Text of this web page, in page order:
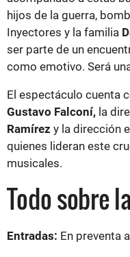
hijos de la guerra,
Inyectores y la familia
ser parte de un
como emotivo. Será
El espectáculo cuenta
Gustavo Falconí, la
Ramírez y la dirección
quienes lideran este
musicales.
Todo sobre
Entradas: En preventa